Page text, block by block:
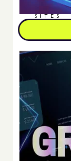
SITES